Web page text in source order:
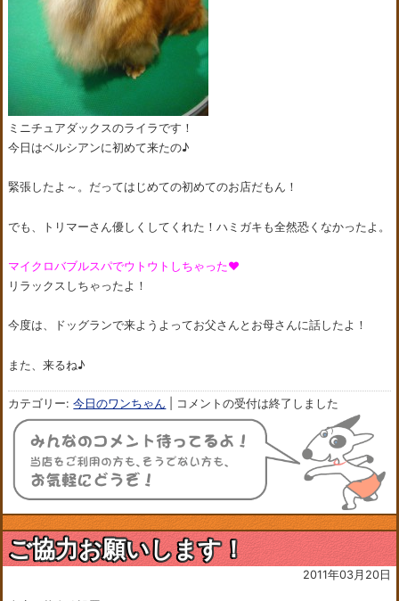
ミニチュアダックスのライラです！
今日はベルシアンに初めて来たの♪
緊張したよ～。だってはじめての初めてのお店だもん！
でも、トリマーさん優しくしてくれた！ハミガキも全然恐くなかったよ。
マイクロバブルスパでウトウトしちゃった♥
リラックスしちゃったよ！
今度は、ドッグランで来ようよってお父さんとお母さんに話したよ！
また、来るね♪
カテゴリー:今日のワンちゃん コメントの受付は終了しました
ご協力お願いします！
2011年03月20日